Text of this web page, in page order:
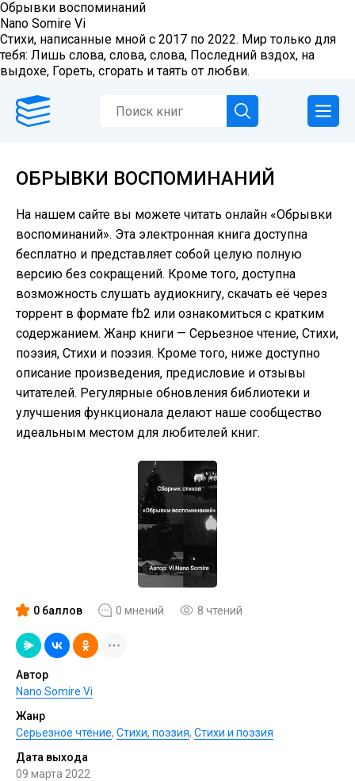
Обрывки воспоминаний
Nano Somire Vi
Стихи, написанные мной с 2017 по 2022. Мир только для
тебя: Лишь слова, слова, слова, Последний вздох, на
выдохе, Гореть, сгорать и таять от любви.
ОБРЫВКИ ВОСПОМИНАНИЙ
На нашем сайте вы можете читать онлайн «Обрывки
воспоминаний». Эта электронная книга доступна
бесплатно и представляет собой целую полную
версию без сокращений. Кроме того, доступна
возможность слушать аудиокнигу, скачать её через
торрент в формате fb2 или ознакомиться с кратким
содержанием. Жанр книги — Серьезное чтение, Cтихи,
поэзия, Стихи и поэзия. Кроме того, ниже доступно
описание произведения, предисловие и отзывы
читателей. Регулярные обновления библиотеки и
улучшения функционала делают наше сообщество
идеальным местом для любителей книг.
0 баллов 0 мнений 8 чтений
Автор
Nano Somire Vi
Жанр
Серьезное чтение, Cтихи, поэзия, Стихи и поэзия
Дата выхода
09 марта 2022